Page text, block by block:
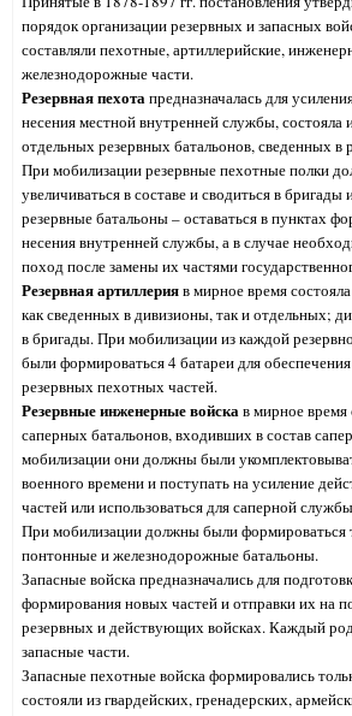
порядок организации резервных и запасных
составляли пехотные, артиллерийские,
железнодорожные части.
Резервная пехотапредназначалась для
несения местной внутренней службы, состояла
отдельных резервных батальонов, сведенных в
При мобилизации резервные пехотные полки
увеличиваться в составе и сводиться в
резервные батальоны – оставаться в пунктах
несения внутренней службы, а в случае
поход после замены их частями
Резервная артиллерияв мирное время
как сведенных в дивизионы, так и отдельных;
в бригады. При мобилизации из каждой
были формироваться 4 батареи для
резервных пехотных частей.
Резервные инженерные войскав мирное время
саперных батальонов, входивших в состав
мобилизации они должны были
военного времени и поступать на усиление
частей или использоваться для саперной
При мобилизации должны были формироваться
понтонные и железнодорожные батальоны.
Запасные войска предназначались для
формирования новых частей и отправки их на
резервных и действующих войсках. Каждый
запасные части.
Запасные пехотные войска формировались
состояли из гвардейских, гренадерских,